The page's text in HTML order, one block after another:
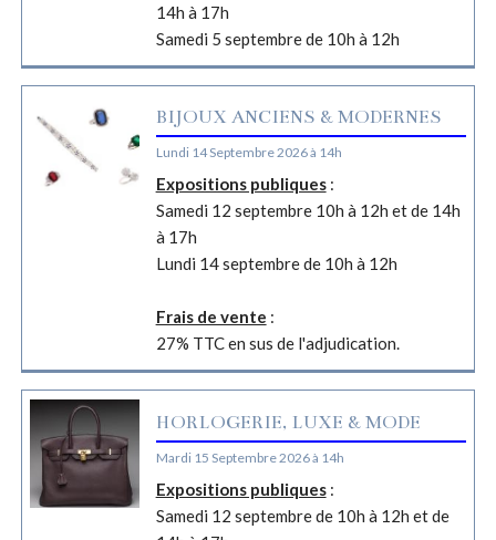
14h à 17h
Samedi 5 septembre de 10h à 12h
BIJOUX ANCIENS & MODERNES
Lundi 14 Septembre 2026 à 14h
Expositions publiques:
Samedi 12 septembre 10h à 12h et de 14h
à 17h
Lundi 14 septembre de 10h à 12h
Frais de vente :
27% TTC en sus de l'adjudication.
HORLOGERIE, LUXE & MODE
Mardi 15 Septembre 2026 à 14h
Expositions publiques:
Samedi 12 septembre de 10h à 12h et de